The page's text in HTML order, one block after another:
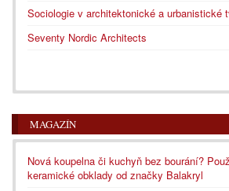
Sociologie v architektonické a urbanistické
Seventy Nordic Architects
MAGAZÍN
Nová koupelna či kuchyň bez bourání?
keramické obklady od značky Balakryl